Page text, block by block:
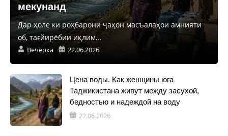
мекунанд
Дар ҳоле ки роҳбарони ҷаҳон масъалаҳои амнияти
об, тағйирёбии иқлим...
Вечерка 22.06.2026
Цена воды. Как женщины юга
Таджикистана живут между засухой,
бедностью и надеждой на воду
22.06.2026